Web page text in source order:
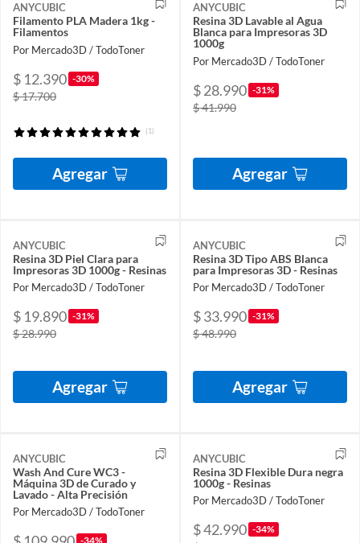
ANYCUBIC
Filamento PLA Madera 1kg -
Filamentos
Por Mercado3D / TodoToner
$ 12.390 -30%
$ 17.700
(1)
Agregar
ANYCUBIC
Resina 3D Lavable al Agua
Blanca para Impresoras 3D
1000g
Por Mercado3D / TodoToner
$ 28.990 -31%
$ 41.990
Agregar
ANYCUBIC
Resina 3D Piel Clara para
Impresoras 3D 1000g - Resinas
Por Mercado3D / TodoToner
$ 19.890 -31%
$ 28.990
Agregar
ANYCUBIC
Resina 3D Tipo ABS Blanca
para Impresoras 3D - Resinas
Por Mercado3D / TodoToner
$ 33.990 -31%
$ 48.990
Agregar
ANYCUBIC
Wash And Cure WC3 -
Máquina 3D de Curado y
Lavado - Alta Precisión
Por Mercado3D / TodoToner
-34%
ANYCUBIC
Resina 3D Flexible Dura negra
1000g - Resinas
Por Mercado3D / TodoToner
$ 42.990 -34%